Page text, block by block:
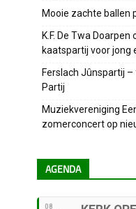
Mooie zachte ballen
K.F. De Twa
kaatspartij voor jong
Ferslach Jûnspartij
Partij
Muziekvereniging
zomerconcert op
AGENDA
08